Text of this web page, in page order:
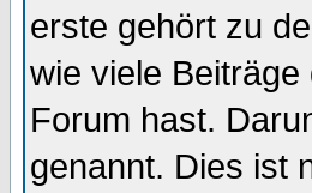
erste gehört zu
wie viele
Forum hast.
genannt. Dies ist